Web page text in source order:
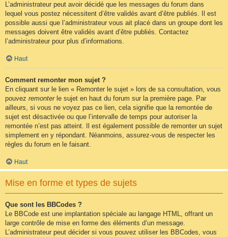
L’administrateur peut avoir décidé que les messages du forum dans
lequel vous postez nécessitent d’être validés avant d’être publiés. Il est
possible aussi que l’administrateur vous ait placé dans un groupe dont les
messages doivent être validés avant d’être publiés. Contactez
l’administrateur pour plus d’informations.
Haut
Comment remonter mon sujet ?
En cliquant sur le lien « Remonter le sujet » lors de sa consultation, vous
pouvez remonterle sujet en haut du forum sur la première page. Par
ailleurs, si vous ne voyez pas ce lien, cela signifie que la remontée de
sujet est désactivée ou que l’intervalle de temps pour autoriser la
remontée n’est pas atteint. Il est également possible de remonter un sujet
simplement en y répondant. Néanmoins, assurez-vous de respecter les
règles du forum en le faisant.
Haut
Mise en forme et types de sujets
Que sont les BBCodes ?
Le BBCode est une implantation spéciale au langage HTML, offrant un
large contrôle de mise en forme des éléments d’un message.
L’administrateur peut décider si vous pouvez utiliser les BBCodes, vous